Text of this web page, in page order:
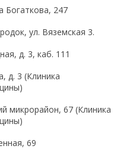
Богаткова, 247
ул. Вяземская 3.
д. 3, каб. 111
д. 3 (Клиника
микрорайон, 67 (Клиника
69